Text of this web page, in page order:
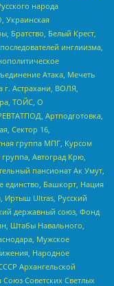
народа
Украинская
Братство, Белый Крест,
инглиизма,
Атака, Мечеть
Астрахани, ВОЛЯ,
ТОЙС, О
Артподготовка,
Сектор 16,
группа МПГ, Курсом
Автоград Крю,
пансионат Ак Умут,
единство, Башкорт, Нация
Иртыш Ultras, Русский
державный союз, Фонд
Штабы Навального,
Мужское
Народное
Архангельской
Советских Светлых